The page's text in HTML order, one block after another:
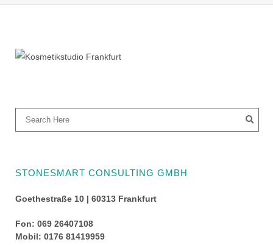
STONESMART CONSULTING GMBH
Goethestraße 10 | 60313 Frankfurt
Fon: 069 26407108
Mobil: 0176 81419959